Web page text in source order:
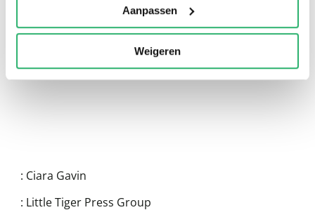
Aanpassen
Weigeren
: Ciara Gavin
: Little Tiger Press Group